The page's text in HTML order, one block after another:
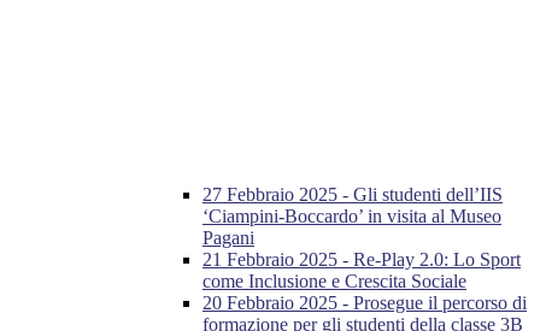
27 Febbraio 2025 - Gli studenti dell’IIS
‘Ciampini-Boccardo’ in visita al Museo
Pagani
21 Febbraio 2025 - Re-Play 2.0: Lo Sport
come Inclusione e Crescita Sociale
20 Febbraio 2025 - Prosegue il percorso di
formazione per gli studenti della classe 3B